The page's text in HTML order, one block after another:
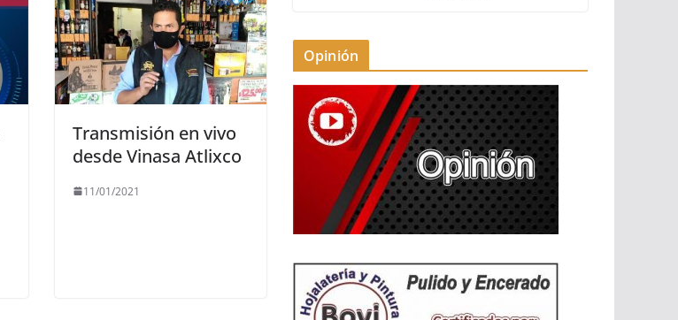
Transmisión en vivo
desde Vinasa Atlixco
11/01/2021
Opinión